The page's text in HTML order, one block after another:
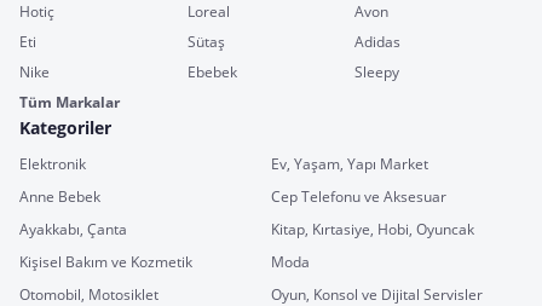
Hotiç
Loreal
Avon
Eti
Sütaş
Adidas
Nike
Ebebek
Sleepy
Tüm Markalar
Kategoriler
Elektronik
Ev, Yaşam, Yapı Market
Anne Bebek
Cep Telefonu ve Aksesuar
Ayakkabı, Çanta
Kitap, Kırtasiye, Hobi, Oyuncak
Kişisel Bakım ve Kozmetik
Moda
Otomobil, Motosiklet
Oyun, Konsol ve Dijital Servisler